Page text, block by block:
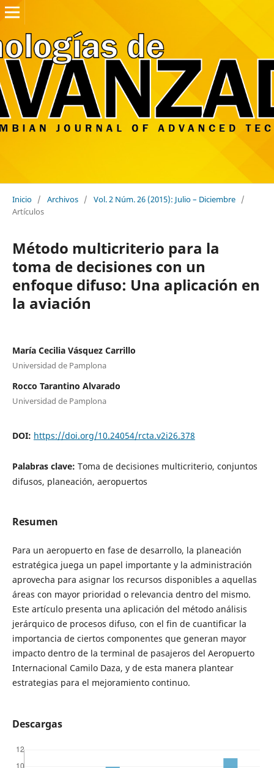
Inicio / Archivos / Vol. 2 Núm. 26 (2015): Julio – Diciembre /
Artículos
Método multicriterio para la
toma de decisiones con un
enfoque difuso: Una aplicación en
la aviación
María Cecilia Vásquez Carrillo
Universidad de Pamplona
Rocco Tarantino Alvarado
Universidad de Pamplona
DOI: https://doi.org/10.24054/rcta.v2i26.378
Palabras clave: Toma de decisiones multicriterio, conjuntos
difusos, planeación, aeropuertos
Resumen
Para un aeropuerto en fase de desarrollo, la planeación
estratégica juega un papel importante y la administración
aprovecha para asignar los recursos disponibles a aquellas
áreas con mayor prioridad o relevancia dentro del mismo.
Este artículo presenta una aplicación del método análisis
jerárquico de procesos difuso, con el fin de cuantificar la
importancia de ciertos componentes que generan mayor
impacto dentro de la terminal de pasajeros del Aeropuerto
Internacional Camilo Daza, y de esta manera plantear
estrategias para el mejoramiento continuo.
Descargas